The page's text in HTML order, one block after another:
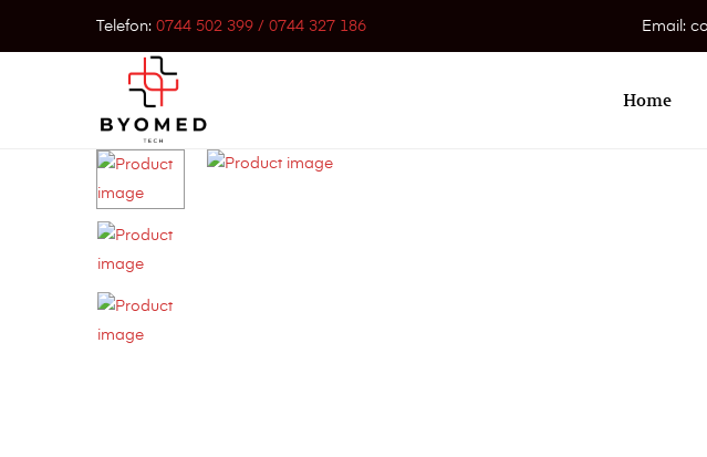
Telefon: 0744 502 399 / 0744 327 186 Email:
MenuHome